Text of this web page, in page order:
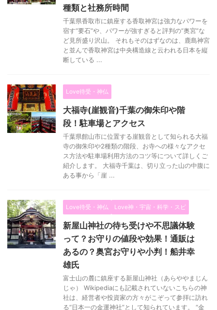
種類と社務所時間
千葉県香取市に鎮座する香取神宮は強力なパワーを
宿す“要石”や、パワーが強すぎると評判の“奥宮”な
ど見所盛り沢山。 それもそのはずなのは、鹿島神宮
と並んで香取神宮は中央構造線と云われる日本を縦
断している ...
Love待受・神仏
大福寺(崖観音)千葉の御朱印や階
段！駐車場とアクセス
千葉県館山市に位置する崖観音として知られる大福
寺の御朱印や2種類の階段、お寺への様々なアクセ
ス方法や駐車場利用方法のコツ等について詳しくご
紹介します。 大福寺千葉は、切り立った山の中腹に
ある事から「崖 ...
Love待受・神仏 Love神・宇宙・科学・スピ
新屋山神社の待ち受けや不思議体験
って？お守りの値段や効果！通販は
あるの？奥宮お守りや小判！船井幸
雄氏
富士山の麓に鎮座する新屋山神社（あらややまじん
じゃ） Wikipediaにも記載されていないこちらの神
社は、経営者や投資家の方々がこぞって参拝に訪れ
る“日本一の金運神社”として知られています。 “金